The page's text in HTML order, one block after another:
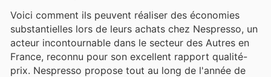
Voici comment ils peuvent réaliser des économies
substantielles lors de leurs achats chez Nespresso, un
acteur incontournable dans le secteur des Autres en
France, reconnu pour son excellent rapport qualité-
prix. Nespresso propose tout au long de l'année de